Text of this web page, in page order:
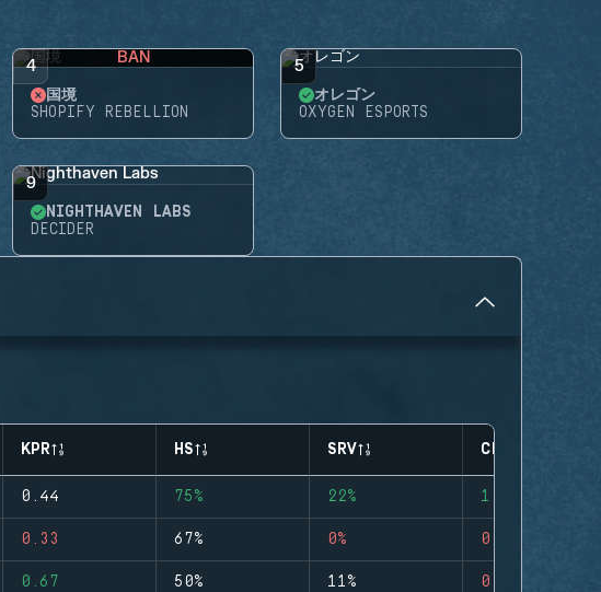
4 BAN
国境
SHOPIFY REBELLION
5
オレゴン
OXYGEN ESPORTS
9
NIGHTHAVEN LABS
DECIDER
KPR HS SRV CLUTCHES
0.44 75% 22% 1
0.33 67% 0% 0
0.67 50% 11% 0